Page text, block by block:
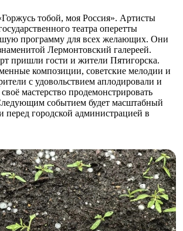
тобой, моя Россия». Артисты
театра оперетты
программу для всех желающих. Они
Лермонтовский галереей.
пришли гости и жители Пятигорска.
композиции, советские мелодии и
с удовольствием аплодировали и
мастерство продемонстрировать
событием будет масштабный
перед городской администрацией в